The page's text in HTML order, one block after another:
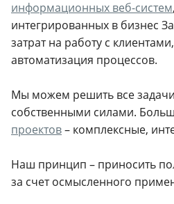
информационных веб-систем
интегрированных в бизнес
затрат на работу с
автоматизация процессов.
Мы можем решить все
собственными силами.
проектов– комплексные,
Наш принцип – приносить
за счет осмысленного